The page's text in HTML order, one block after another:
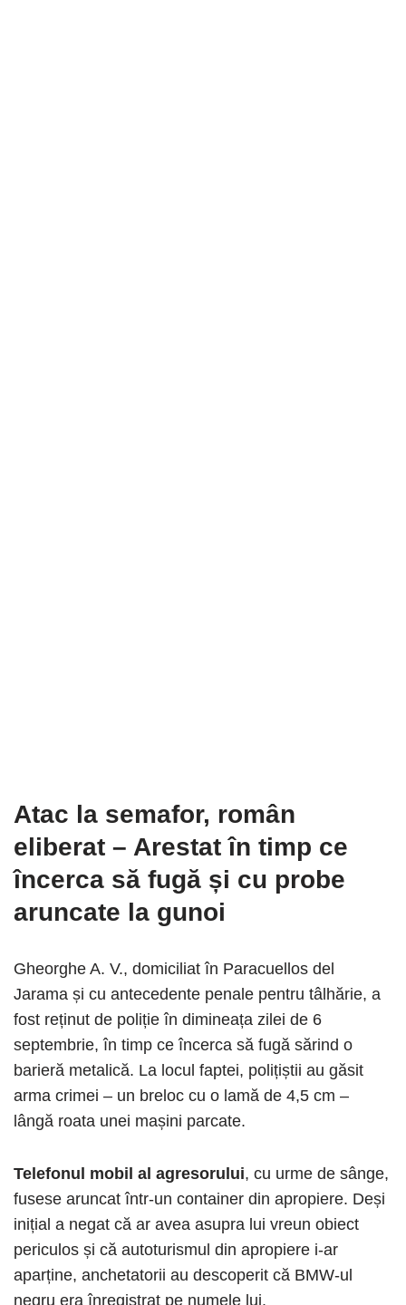
Atac la semafor, român
eliberat – Arestat în timp ce
încerca să fugă și cu probe
aruncate la gunoi
Gheorghe A. V., domiciliat în Paracuellos del
Jarama și cu antecedente penale pentru tâlhărie, a
fost reținut de poliție în dimineața zilei de 6
septembrie, în timp ce încerca să fugă sărind o
barieră metalică. La locul faptei, polițiștii au găsit
arma crimei – un breloc cu o lamă de 4,5 cm –
lângă roata unei mașini parcate.
Telefonul mobil al agresorului, cu urme de sânge,
fusese aruncat într-un container din apropiere. Deși
inițial a negat că ar avea asupra lui vreun obiect
periculos și că autoturismul din apropiere i-ar
aparține, anchetatorii au descoperit că BMW-ul
negru era înregistrat pe numele lui.